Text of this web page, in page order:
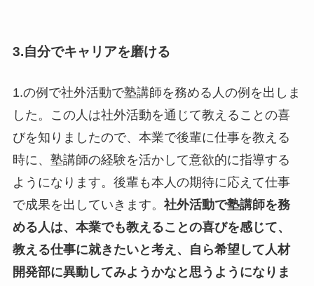
3.自分でキャリアを磨ける
1.の例で社外活動で塾講師を務める人の例を出しま
した。この人は社外活動を通じて教えることの喜
びを知りましたので、本業で後輩に仕事を教える
時に、塾講師の経験を活かして意欲的に指導する
ようになります。後輩も本人の期待に応えて仕事
で成果を出していきます。 社外活動で塾講師を務
める人は、本業でも教えることの喜びを感じて、
教える仕事に就きたいと考え、自ら希望して人材
開発部に異動してみようかなと思うようになりま